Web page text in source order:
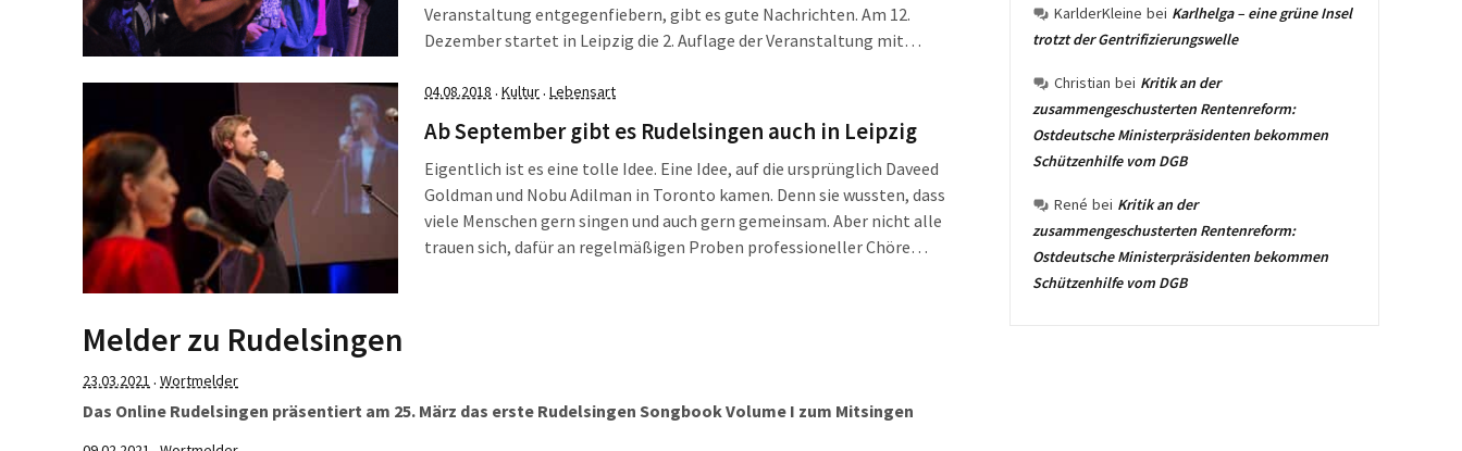
Veranstaltung entgegenfiebern, gibt es gute Nachrichten. Am 12.
Dezember startet in Leipzig die 2. Auflage der Veranstaltung mit
04.08.2018 · Kultur· Lebensart
Ab September gibt es Rudelsingen auch in Leipzig
Eigentlich ist es eine tolle Idee. Eine Idee, auf die ursprünglich Daveed
Goldman und Nobu Adilman in Toronto kamen. Denn sie wussten, dass
viele Menschen gern singen und auch gern gemeinsam. Aber nicht alle
trauen sich, dafür an regelmäßigen Proben professioneller Chöre
Melder zu Rudelsingen
23.03.2021 · Wortmelder
Das Online Rudelsingen präsentiert am 25. März das erste Rudelsingen Songbook Volume I zum Mitsingen
KarlderKleine bei Karlhelga – eine grüne Insel
trotzt der Gentrifizierungswelle
Christian bei Kritik an der
zusammengeschusterten Rentenreform:
Ostdeutsche Ministerpräsidenten bekommen
Schützenhilfe vom DGB
René bei Kritik an der
zusammengeschusterten Rentenreform:
Ostdeutsche Ministerpräsidenten bekommen
Schützenhilfe vom DGB